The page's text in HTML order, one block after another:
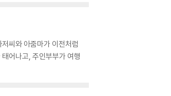
씨와 아줌마가 이전처럼
어나고, 주인부부가 여행